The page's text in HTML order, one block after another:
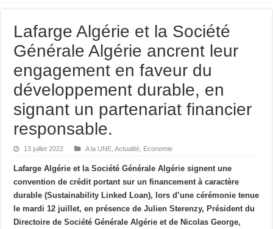
Lafarge Algérie et la Société
Générale Algérie ancrent leur
engagement en faveur du
développement durable, en
signant un partenariat financier
responsable.
13 juillet 2022 A la UNE ,Actualité Economie
Lafarge Algérie et la Société Générale Algérie signent une
convention de crédit portant sur un financement à caractère
durable (Sustainability Linked Loan), lors d’une cérémonie tenue
le mardi 12 juillet, en présence de Julien Sterenzy, Président du
Directoire de Société Générale Algérie et de Nicolas George,